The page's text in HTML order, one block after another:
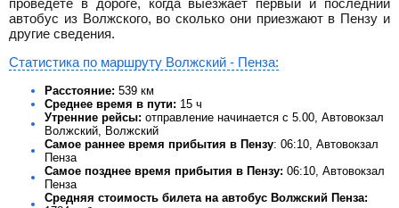
проведете в дороге, когда выезжает первый и последний
автобус из Волжского, во сколько они приезжают в Пензу и
другие сведения.
Статистика по маршруту Волжский - Пенза:
Расстояние: 539 км
Среднее время в пути: 15 ч
Утренние рейсы: отправление начинается с 5.00, Автовокзал
Волжский, Волжский
Самое раннее время прибытия в Пензу: 06:10, Автовокзал
Пенза
Самое позднее время прибытия в Пензу: 06:10, Автовокзал
Пенза
Средняя стоимость билета на автобус Волжский Пенза: